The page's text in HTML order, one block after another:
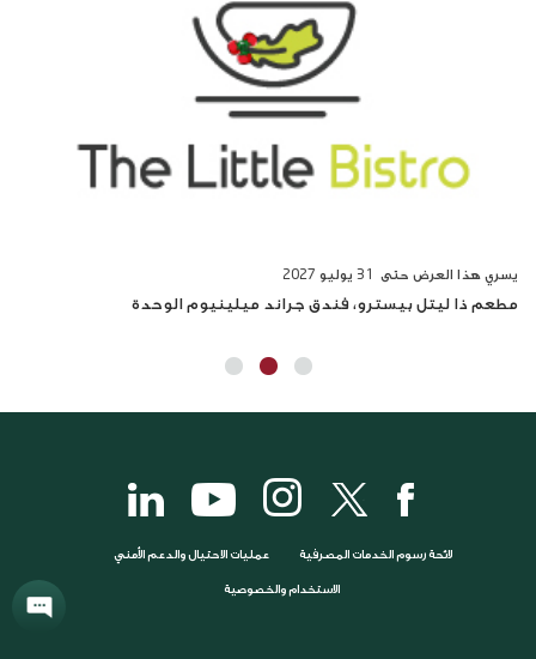
يسري هذا العرض حتى 31 يوليو 2027
مطعم ذا ليتل بيسترو، فندق جراند ميلينيوم الوحدة
لائحة رسوم الخدمات المصرفية عمليات الاحتيال والدعم الأمني
الاستخدام والخصوصية